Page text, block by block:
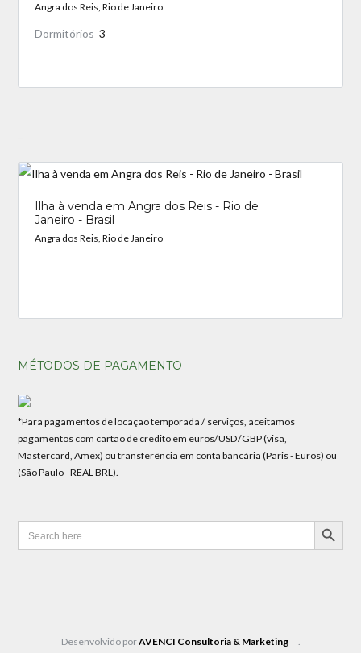
Angra dos Reis, Rio de Janeiro
Dormitórios 3
Ilha à venda em Angra dos Reis - Rio de
Janeiro - Brasil
Angra dos Reis, Rio de Janeiro
MÉTODOS DE PAGAMENTO
*Para pagamentos de locação temporada / serviços, aceitamos
pagamentos com cartao de credito em euros/USD/GBP (visa,
Mastercard, Amex) ou transferência em conta bancária (Paris - Euros) ou
(São Paulo - REAL BRL).
Search
for:
SEARCH BUTTON
Desenvolvido porAVENCI Consultoria & Marketing .